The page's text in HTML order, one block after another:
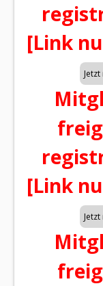
[Link
[Link